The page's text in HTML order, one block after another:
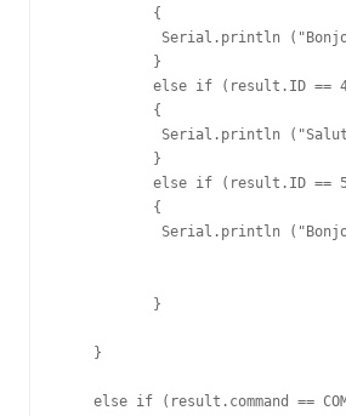
           {
Serial.println
           }
else if (result.ID ==
           {
Serial.println
           }
else if (result.ID ==
           {
Serial.println
           }
    }
else if (result.command ==